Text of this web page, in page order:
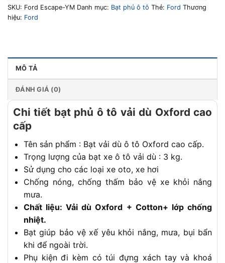
SKU: Ford Escape-YM Danh mục: Bạt phủ ô tô Thẻ: Ford Thương
hiệu: Ford
MÔ TẢ
ĐÁNH GIÁ (0)
Chi tiết bạt phủ ô tô vải dù Oxford cao
cấp
Tên sản phẩm : Bạt vải dù ô tô Oxford cao cấp.
Trọng lượng của bạt xe ô tô vải dù : 3 kg.
Sử dụng cho các loại xe oto, xe hơi
Chống nóng, chống thấm bảo vệ xe khỏi nắng
mưa.
Chất liệu: Vải dù Oxford + Cotton+ lớp chống
nhiệt.
Bạt giúp bảo vệ xế yêu khỏi nắng, mưa, bụi bẩn
khi để ngoài trời.
Phụ kiện đi kèm có túi đựng xách tay và khoá